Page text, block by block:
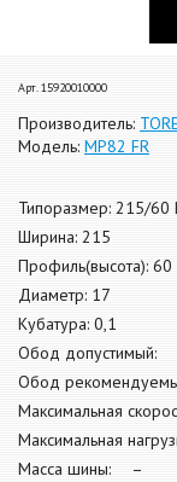
Арт. 15920010000
Производитель:
Модель: MP82 FR
Типоразмер: 215/60
Ширина: 215
Профиль(высота): 60
Диаметр: 17
Кубатура: 0,1
Обод допустимый:
Обод
Максимальная
Максимальная
Масса шины: –